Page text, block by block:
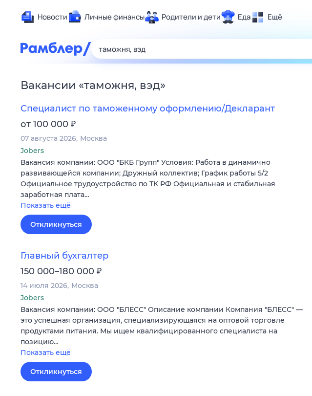
Новости Личные финансы Родители и дети Еда Ещё
Развлечения и отдых
Карьера
Сберегаем вместе
Гороскопы
Вакансии «таможня, вэд»
Специалист по таможенному оформлению/Декларант
от 100 000 ₽
07 августа 2026 Москва
Jobers
Вакансия компании: ООО "БКБ Групп" Условия: Работа в динамично
развивающейся компании; Дружный коллектив; График работы 5/2
Официальное трудоустройство по ТК РФ Официальная и стабильная
заработная плата…
Показать ещё
Откликнуться
Главный бухгалтер
150 000–180 000 ₽
14 июля 2026 Москва
Jobers
Вакансия компании: ООО "БЛЕСС" Описание компании Компания "БЛЕСС" —
это успешная организация, специализирующаяся на оптовой торговле
продуктами питания. Мы ищем квалифицированного специалиста на
позицию…
Показать ещё
Откликнуться